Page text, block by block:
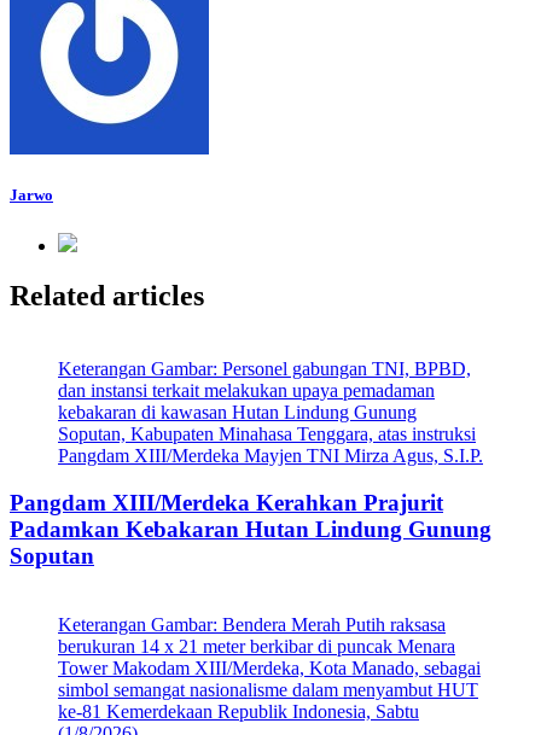
Jarwo
Related articles
Keterangan Gambar: Personel gabungan TNI, BPBD,
dan instansi terkait melakukan upaya pemadaman
kebakaran di kawasan Hutan Lindung Gunung
Soputan, Kabupaten Minahasa Tenggara, atas instruksi
Pangdam XIII/Merdeka Mayjen TNI Mirza Agus, S.I.P.
Pangdam XIII/Merdeka Kerahkan Prajurit
Padamkan Kebakaran Hutan Lindung Gunung
Soputan
Keterangan Gambar: Bendera Merah Putih raksasa
berukuran 14 x 21 meter berkibar di puncak Menara
Tower Makodam XIII/Merdeka, Kota Manado, sebagai
simbol semangat nasionalisme dalam menyambut HUT
ke-81 Kemerdekaan Republik Indonesia, Sabtu